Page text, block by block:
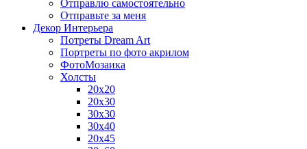
Отправлю самостоятельно
Отправьте за меня
Декор Интерьера
Потреты Dream Art
Портреты по фото акрилом
ФотоМозаика
Холсты
20х20
20х30
30х30
30х40
20х45